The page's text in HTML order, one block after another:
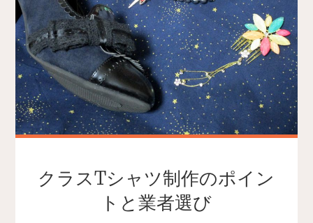
クラスTシャツ制作のポイン
トと業者選び